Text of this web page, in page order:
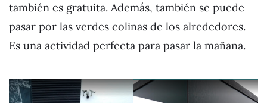
también es gratuita. Además, también se puede
pasar por las verdes colinas de los alrededores.
Es una actividad perfecta para pasar la mañana.